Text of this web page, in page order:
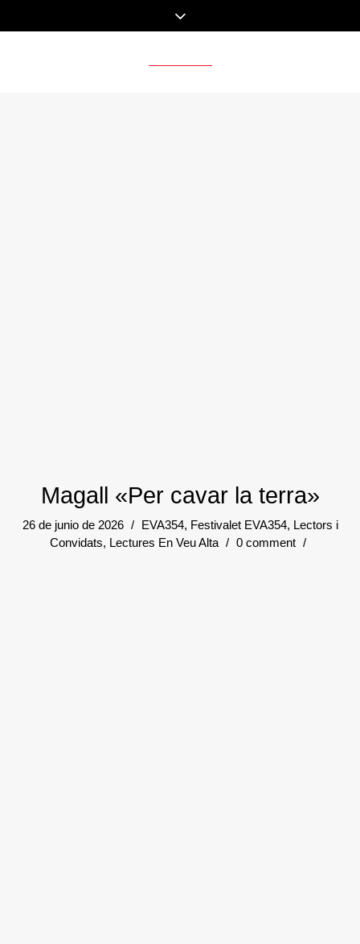
Magall «Per cavar la terra»
26 de junio de 2026 / EVA354, Festivalet EVA354, Lectors i
Convidats, Lectures En Veu Alta / 0 comment /